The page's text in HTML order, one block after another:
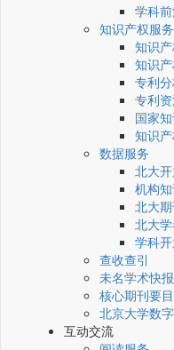
学科
知识产权服务
知识
知识
专利
专利
国家
知识
数据服务
北大
机构
北大
北大
学科
查收查引
未名学术快报
核心期刊要目
北京大学数
互动交流